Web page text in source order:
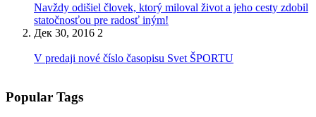
Navždy odišiel človek, ktorý miloval život a jeho cesty zdobil
statočnosťou pre radosť iným!
Дек 30, 2016 2
V predaji nové číslo časopisu Svet ŠPORTU
Popular Tags